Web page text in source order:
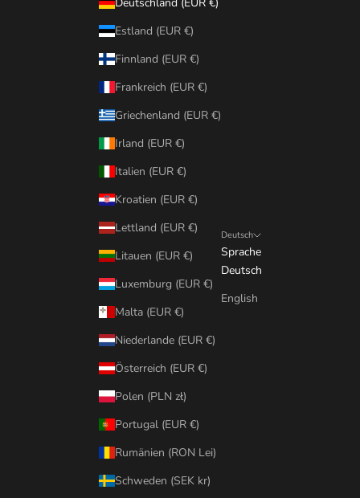
Estland (EUR €)
Finnland (EUR €)
Frankreich (EUR €)
Griechenland (EUR €)
Irland (EUR €)
Italien (EUR €)
Kroatien (EUR €)
Lettland (EUR €)
Litauen (EUR €)
Luxemburg (EUR €)
Malta (EUR €)
Niederlande (EUR €)
Österreich (EUR €)
Polen (PLN zł)
Portugal (EUR €)
Rumänien (RON Lei)
Schweden (SEK kr)
Deutsch
Sprache
Deutsch
English